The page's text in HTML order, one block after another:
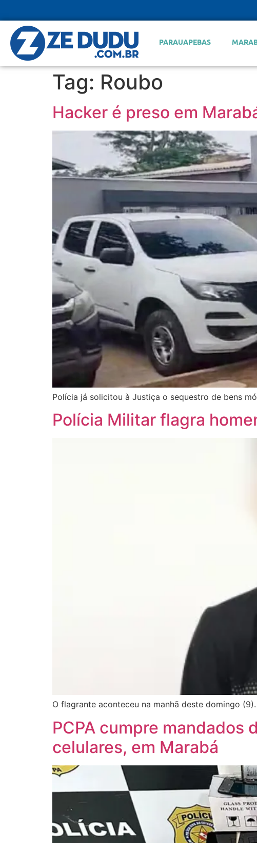
PARAUAPEBAS
Tag: Roubo
Hacker é preso em
Polícia já solicitou à Justiça o sequestro de bens
Polícia Militar flagra
O flagrante aconteceu na manhã deste domingo
PCPA cumpre mandados
celulares, em Marabá